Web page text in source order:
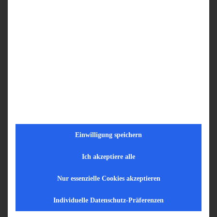
Team integriert. Keine aufwändige Einarbeitung: Unsere
Fachkräfte sind eigenständig einsatzfähig.
Kunden und Ihre Konzession. WIRMED stellt Ihnen
Einwilligung speichern
Ich akzeptiere alle
Nur essenzielle Cookies akzeptieren
Individuelle Datenschutz-Präferenzen